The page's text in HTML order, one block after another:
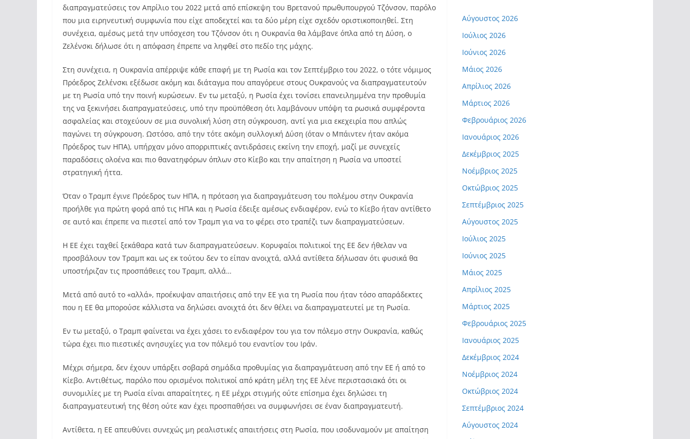
διαπραγματεύσεις τον Απρίλιο του 2022 μετά από επίσκεψη του Βρετανού πρωθυπουργού Τζόνσον, παρόλο
που μια ειρηνευτική συμφωνία που είχε αποδεχτεί και τα δύο μέρη είχε σχεδόν οριστικοποιηθεί. Στη
συνέχεια, αμέσως μετά την υπόσχεση του Τζόνσον ότι η Ουκρανία θα λάμβανε όπλα από τη Δύση, ο
Ζελένσκι δήλωσε ότι η απόφαση έπρεπε να ληφθεί στο πεδίο της μάχης.
Στη συνέχεια, η Ουκρανία απέρριψε κάθε επαφή με τη Ρωσία και τον Σεπτέμβριο του 2022, ο τότε νόμιμος
Πρόεδρος Ζελένσκι εξέδωσε ακόμη και διάταγμα που απαγόρευε στους Ουκρανούς να διαπραγματευτούν
με τη Ρωσία υπό την ποινή κυρώσεων. Εν τω μεταξύ, η Ρωσία έχει τονίσει επανειλημμένα την προθυμία
της να ξεκινήσει διαπραγματεύσεις, υπό την προϋπόθεση ότι λαμβάνουν υπόψη τα ρωσικά συμφέροντα
ασφαλείας και στοχεύουν σε μια συνολική λύση στη σύγκρουση, αντί για μια εκεχειρία που απλώς
παγώνει τη σύγκρουση. Ωστόσο, από την τότε ακόμη συλλογική Δύση (όταν ο Μπάιντεν ήταν ακόμα
Πρόεδρος των ΗΠΑ), υπήρχαν μόνο απορριπτικές αντιδράσεις εκείνη την εποχή, μαζί με συνεχείς
παραδόσεις ολοένα και πιο θανατηφόρων όπλων στο Κίεβο και την απαίτηση η Ρωσία να υποστεί
στρατηγική ήττα.
Όταν ο Τραμπ έγινε Πρόεδρος των ΗΠΑ, η πρόταση για διαπραγμάτευση του πολέμου στην Ουκρανία
προήλθε για πρώτη φορά από τις ΗΠΑ και η Ρωσία έδειξε αμέσως ενδιαφέρον, ενώ το Κίεβο ήταν αντίθετο
σε αυτό και έπρεπε να πιεστεί από τον Τραμπ για να το φέρει στο τραπέζι των διαπραγματεύσεων.
Η ΕΕ έχει ταχθεί ξεκάθαρα κατά των διαπραγματεύσεων. Κορυφαίοι πολιτικοί της ΕΕ δεν ήθελαν να
προσβάλουν τον Τραμπ και ως εκ τούτου δεν το είπαν ανοιχτά, αλλά αντίθετα δήλωσαν ότι φυσικά θα
υποστήριζαν τις προσπάθειες του Τραμπ, αλλά…
Μετά από αυτό το «αλλά», προέκυψαν απαιτήσεις από την ΕΕ για τη Ρωσία που ήταν τόσο απαράδεκτες
που η ΕΕ θα μπορούσε κάλλιστα να δηλώσει ανοιχτά ότι δεν θέλει να διαπραγματευτεί με τη Ρωσία.
Εν τω μεταξύ, ο Τραμπ φαίνεται να έχει χάσει το ενδιαφέρον του για τον πόλεμο στην Ουκρανία, καθώς
τώρα έχει πιο πιεστικές ανησυχίες για τον πόλεμό του εναντίον του Ιράν.
Μέχρι σήμερα, δεν έχουν υπάρξει σοβαρά σημάδια προθυμίας για διαπραγμάτευση από την ΕΕ ή από το
Κίεβο. Αντιθέτως, παρόλο που ορισμένοι πολιτικοί από κράτη μέλη της ΕΕ λένε περιστασιακά ότι οι
συνομιλίες με τη Ρωσία είναι απαραίτητες, η ΕΕ μέχρι στιγμής ούτε επίσημα έχει δηλώσει τη
διαπραγματευτική της θέση ούτε καν έχει προσπαθήσει να συμφωνήσει σε έναν διαπραγματευτή.
Αντίθετα, η ΕΕ απευθύνει συνεχώς μη ρεαλιστικές απαιτήσεις στη Ρωσία, που ισοδυναμούν με απαίτηση
Αύγουστος 2026
Ιούλιος 2026
Ιούνιος 2026
Μάιος 2026
Απρίλιος 2026
Μάρτιος 2026
Φεβρουάριος 2026
Ιανουάριος 2026
Δεκέμβριος 2025
Νοέμβριος 2025
Οκτώβριος 2025
Σεπτέμβριος 2025
Αύγουστος 2025
Ιούλιος 2025
Ιούνιος 2025
Μάιος 2025
Απρίλιος 2025
Μάρτιος 2025
Φεβρουάριος 2025
Ιανουάριος 2025
Δεκέμβριος 2024
Νοέμβριος 2024
Οκτώβριος 2024
Σεπτέμβριος 2024
Αύγουστος 2024